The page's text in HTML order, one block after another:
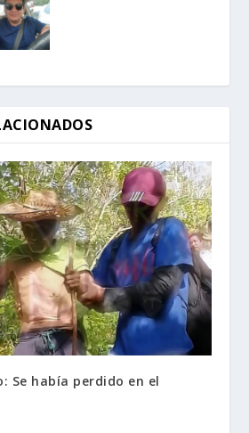
Se había perdido en el